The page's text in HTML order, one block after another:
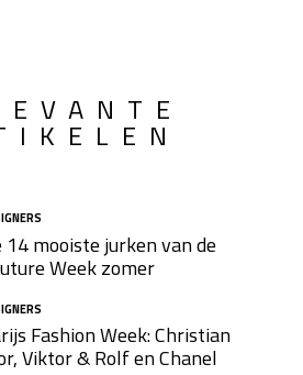
14 mooiste jurken van de
Week zomer
Fashion Week: Christian
Viktor & Rolf en Chanel